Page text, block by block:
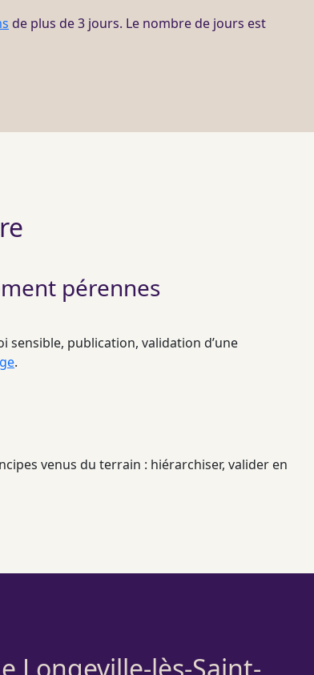
de plus de 3 jours. Le nombre de jours est
pérennes
publication, validation d’une
.
venus du terrain : hiérarchiser, valider en